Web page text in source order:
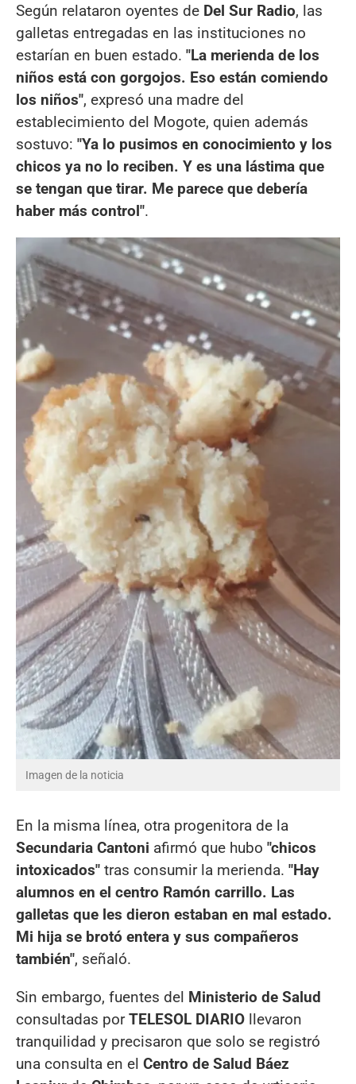
Según relataron oyentes de Del Sur Radio, las
galletas entregadas en las instituciones no
estarían en buen estado. "La merienda de los
niños está con gorgojos. Eso están comiendo
los niños", expresó una madre del
establecimiento del Mogote, quien además
sostuvo: "Ya lo pusimos en conocimiento y los
chicos ya no lo reciben. Y es una lástima que
se tengan que tirar. Me parece que debería
haber más control".
Imagen de la noticia
En la misma línea, otra progenitora de la
Secundaria Cantoni afirmó que hubo "chicos
intoxicados" tras consumir la merienda. "Hay
alumnos en el centro Ramón carrillo. Las
galletas que les dieron estaban en mal estado.
Mi hija se brotó entera y sus compañeros
también", señaló.
Sin embargo, fuentes del Ministerio de Salud
consultadas porTELESOL DIARIO llevaron
tranquilidad y precisaron que solo se registró
una consulta en el Centro de Salud Báez